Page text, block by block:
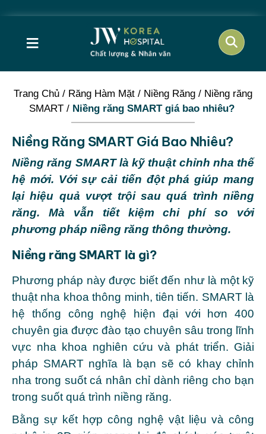
≡
Trang Chủ / Răng Hàm Mặt / Niềng Răng / Niềng răng
SMART/ Niềng răng SMART giá bao nhiêu?
Niềng Răng SMART Giá Bao Nhiêu?
Niềng răng SMART là kỹ thuật chỉnh nha thế
hệ mới. Với sự cải tiến đột phá giúp mang
lại hiệu quả vượt trội sau quá trình niềng
răng. Mà vẫn tiết kiệm chi phí so với
phương pháp niềng răng thông thường.
Niềng răng SMART là gì?
Phương pháp này được biết đến như là một kỹ
thuật nha khoa thông minh, tiên tiến. SMART là
hệ thống công nghệ hiện đại với hơn 400
chuyên gia được đào tạo chuyên sâu trong lĩnh
vực nha khoa nghiên cứu và phát triển. Giải
pháp SMART nghĩa là bạn sẽ có khay chỉnh
nha trong suốt cá nhân chỉ dành riêng cho bạn
trong suốt quá trình niềng răng.
Bằng sự kết hợp công nghệ vật liệu và công